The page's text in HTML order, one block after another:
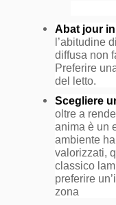
Abat jour
l’abitudine
diffusa non
Preferire
del letto.
Scegliere
oltre a
anima è un
ambiente
valorizzati,
classico
preferire
zona